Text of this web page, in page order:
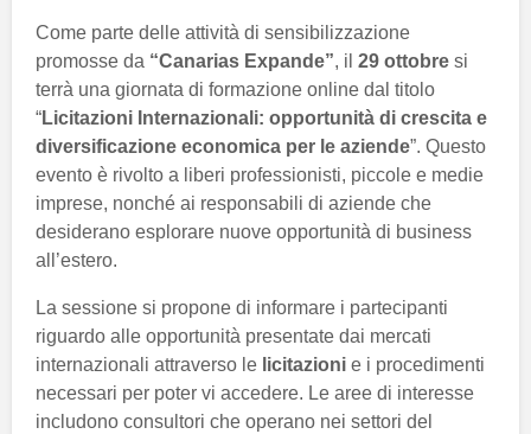
Come parte delle attività di sensibilizzazione
promosse da “Canarias Expande”, il 29 ottobre si
terrà una giornata di formazione online dal titolo
“Licitazioni Internazionali: opportunità di crescita e
diversificazione economica per le aziende”. Questo
evento è rivolto a liberi professionisti, piccole e medie
imprese, nonché ai responsabili di aziende che
desiderano esplorare nuove opportunità di business
all’estero.
La sessione si propone di informare i partecipanti
riguardo alle opportunità presentate dai mercati
internazionali attraverso le licitazioni e i procedimenti
necessari per poter vi accedere. Le aree di interesse
includono consultori che operano nei settori del